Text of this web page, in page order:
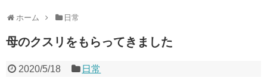
ホーム 日常
母のクスリをもらってきました
2020/5/18 日常